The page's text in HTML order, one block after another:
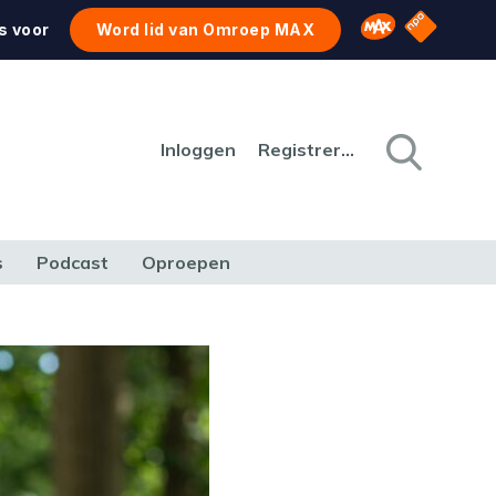
voor Word lid van Omroep MAX Omroep MAX
NPO
Inloggen Registreren
Podcast Oproepen